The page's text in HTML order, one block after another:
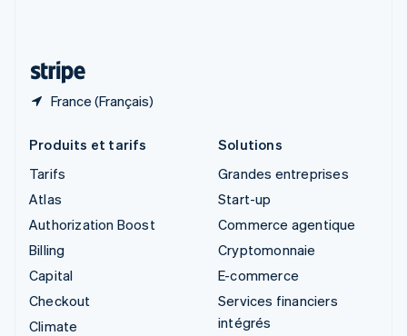
France (Français)
Produits et tarifs
Tarifs
Atlas
Authorization Boost
Billing
Capital
Checkout
Climate
Solutions
Grandes entreprises
Start-up
Commerce agentique
Cryptomonnaie
E-commerce
Services financiers
intégrés